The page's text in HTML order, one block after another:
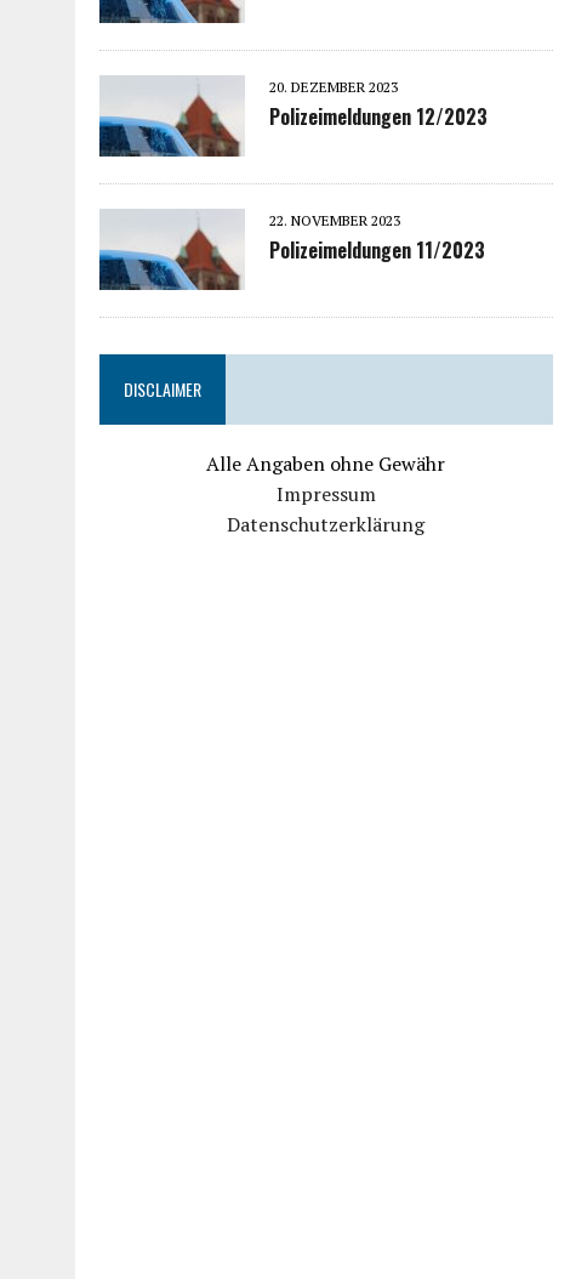
20. DEZEMBER 2023
Polizeimeldungen 12/2023
22. NOVEMBER 2023
Polizeimeldungen 11/2023
DISCLAIMER
Alle Angaben ohne Gewähr
Impressum
Datenschutzerklärung